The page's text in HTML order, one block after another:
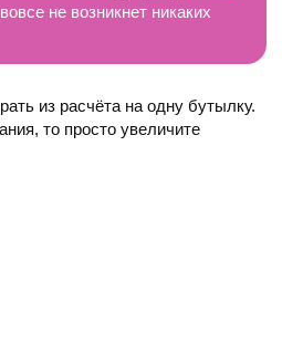
не возникнет никаких
из расчёта на одну бутылку.
то просто увеличите